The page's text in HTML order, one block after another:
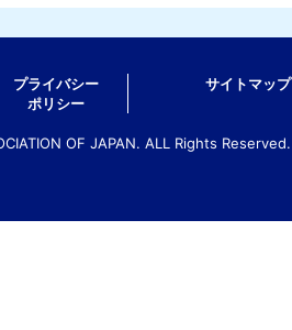
プライバシー
ポリシー
サイトマップ
OF JAPAN. ALL Rights Reserved.